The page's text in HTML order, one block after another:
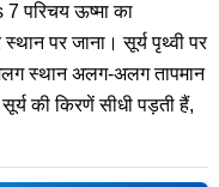
परिचय ऊष्मा का
पर जाना। सूर्य पृथ्वी पर
स्थान अलग-अलग तापमान
की किरणें सीधी पड़ती हैं,